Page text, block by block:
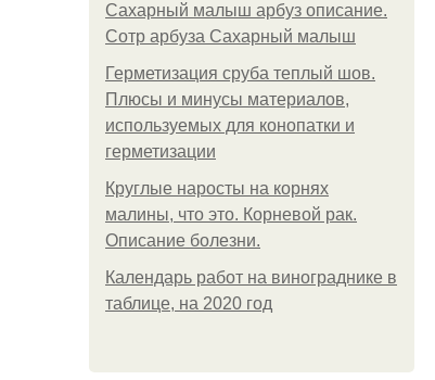
Сахарный малыш арбуз описание.
Сотр арбуза Сахарный малыш
Герметизация сруба теплый шов.
Плюсы и минусы материалов,
используемых для конопатки и
герметизации
Круглые наросты на корнях
малины, что это. Корневой рак.
Описание болезни.
Календарь работ на винограднике в
таблице, на 2020 год